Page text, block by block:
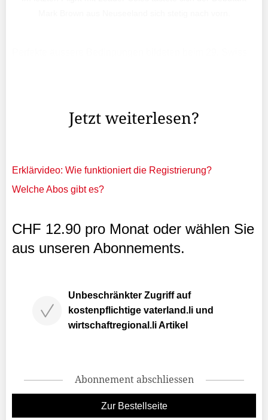
Jetzt weiterlesen?
Erklärvideo: Wie funktioniert die Registrierung?
Welche Abos gibt es?
CHF 12.90 pro Monat oder wählen Sie
aus unseren Abonnements.
Unbeschränkter Zugriff auf
kostenpflichtige vaterland.li und
wirtschaftregional.li Artikel
Abonnement abschliessen
Zur Bestellseite